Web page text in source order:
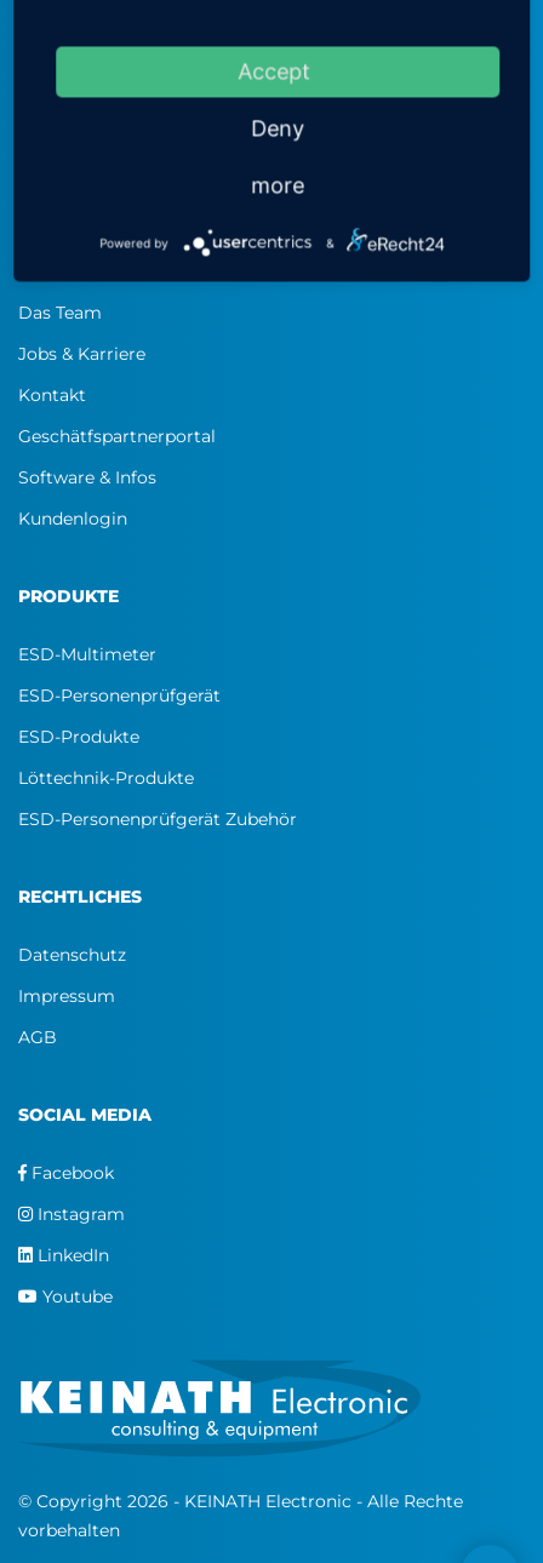
info@keinath-electronic.de
Das Team
Jobs & Karriere
Kontakt
Geschätfspartnerportal
Software & Infos
Kundenlogin
PRODUKTE
ESD-Multimeter
ESD-Personenprüfgerät
ESD-Produkte
Löttechnik-Produkte
ESD-Personenprüfgerät Zubehör
RECHTLICHES
Datenschutz
Impressum
AGB
SOCIAL MEDIA
Facebook
Instagram
LinkedIn
Youtube
© Copyright 2026 - KEINATH Electronic - Alle Rechte
vorbehalten
Accept
Deny
more
Powered by &